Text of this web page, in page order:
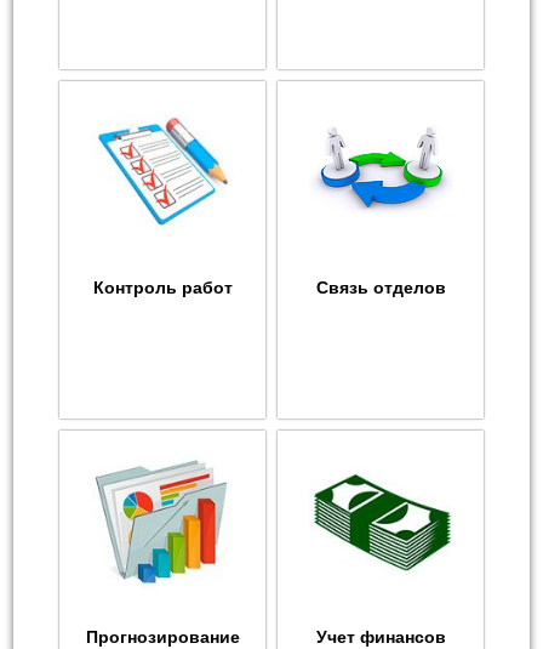
Контроль работ Связь отделов
Прогнозирование Учет финансов